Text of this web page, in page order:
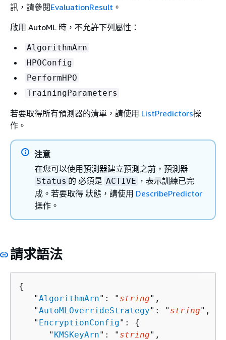
訊，請參閱EvaluationResult 。
啟用 AutoML 時，不允許下列屬性：
AlgorithmArn
HPOConfig
PerformHPO
TrainingParameters
若要取得所有預測器的清單，請使用 ListPredictors操
作。
注意
在您可以使用預測器建立預測之前，預測器
Status 的 必須是 ACTIVE ，表示訓練已完
成。若要取得 狀態，請使用 DescribePredictor
操作。
請求語法
{
   "
AlgorithmArn": " string",
   "
AutoMLOverrideStrategy": " string",
   "
EncryptionConfig": {
      "
KMSKeyArn": " string",